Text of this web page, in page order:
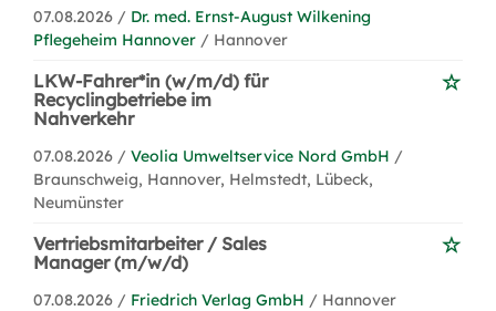
07.08.2026 / Dr. med. Ernst-August Wilkening
Pflegeheim Hannover / Hannover
LKW-Fahrer*in (w/m/d) für
Recyclingbetriebe im
Nahverkehr
07.08.2026 / Veolia Umweltservice Nord GmbH /
Braunschweig, Hannover, Helmstedt, Lübeck,
Neumünster
Vertriebsmitarbeiter / Sales
Manager (m/w/d)
07.08.2026 / Friedrich Verlag GmbH / Hannover